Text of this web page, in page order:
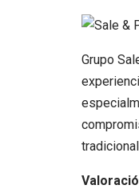
Grupo